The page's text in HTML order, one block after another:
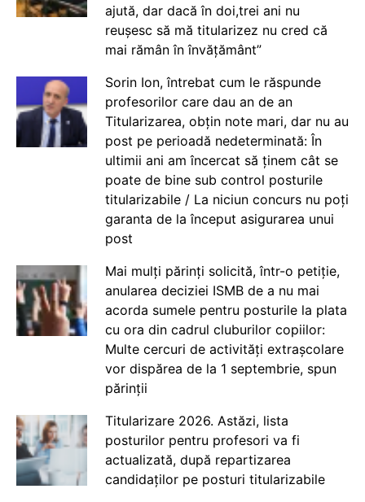
ajută, dar dacă în doi,trei ani nu
reușesc să mă titularizez nu cred că
mai rămân în învățământ”
Sorin Ion, întrebat cum le răspunde
profesorilor care dau an de an
Titularizarea, obțin note mari, dar nu au
post pe perioadă nedeterminată: În
ultimii ani am încercat să ținem cât se
poate de bine sub control posturile
titularizabile / La niciun concurs nu poți
garanta de la început asigurarea unui
post
Mai mulți părinți solicită, într-o petiție,
anularea deciziei ISMB de a nu mai
acorda sumele pentru posturile la plata
cu ora din cadrul cluburilor copiilor:
Multe cercuri de activități extrașcolare
vor dispărea de la 1 septembrie, spun
părinții
Titularizare 2026. Astăzi, lista
posturilor pentru profesori va fi
actualizată, după repartizarea
candidaților pe posturi titularizabile